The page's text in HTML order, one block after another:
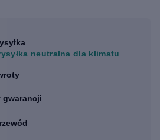
neutralna dla klimatu
gwarancji